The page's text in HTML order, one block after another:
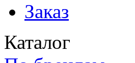
Заказ
Каталог